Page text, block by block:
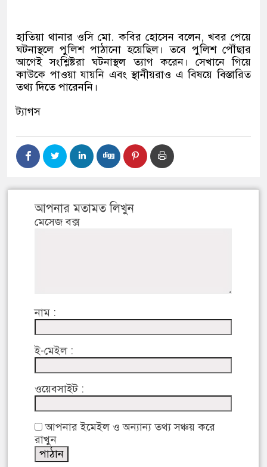
হাতিয়া থানার ওসি মো. কবির হোসেন বলেন, খবর পেয়ে
ঘটনাস্থলে পুলিশ পাঠানো হয়েছিল। তবে পুলিশ পৌঁছার
আগেই সংশ্লিষ্টরা ঘটনাস্থল ত্যাগ করেন। সেখানে গিয়ে
কাউকে পাওয়া যায়নি এবং স্থানীয়রাও এ বিষয়ে বিস্তারিত
তথ্য দিতে পারেননি।
ট্যাগস
আপনার মতামত লিখুন
মেসেজ বক্স
নাম :
ই-মেইল :
ওয়েবসাইট :
আপনার ইমেইল ও অন্যান্য তথ্য সঞ্চয় করে
রাখুন